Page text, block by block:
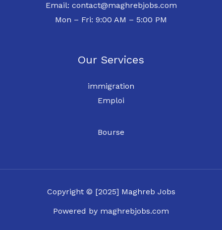
Email: contact@maghrebjobs.com
Mon – Fri: 9:00 AM – 5:00 PM
Our Services
immigration
Emploi
Bourse
Copyright © [2025] Maghreb Jobs
Powered by maghrebjobs.com